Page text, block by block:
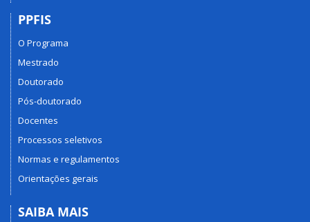
PPFIS
O Programa
Mestrado
Doutorado
Pós-doutorado
Docentes
Processos seletivos
Normas e regulamentos
Orientações gerais
SAIBA MAIS